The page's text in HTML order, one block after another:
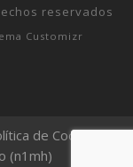
reservados
Customizr
de Cookies
(n1mh)